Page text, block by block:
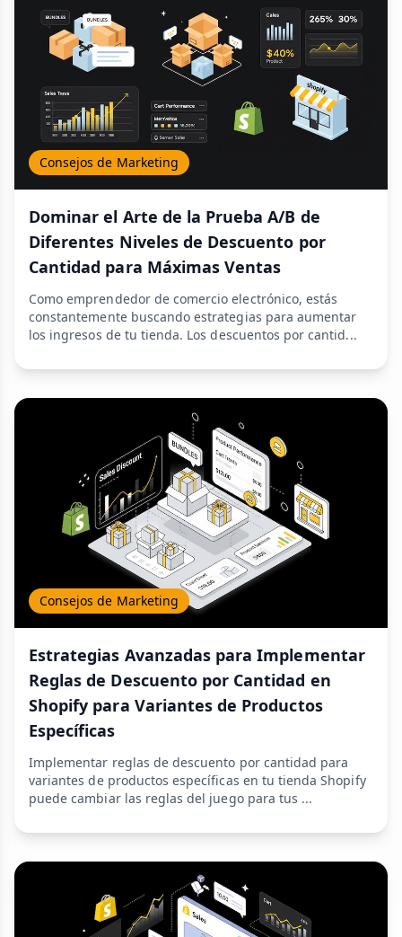
Consejos de Marketing
Dominar el Arte de la Prueba A/B de
Diferentes Niveles de Descuento por
Cantidad para Máximas Ventas
Como emprendedor de comercio electrónico, estás
constantemente buscando estrategias para aumentar
los ingresos de tu tienda. Los descuentos por cantid...
Consejos de Marketing
Estrategias Avanzadas para Implementar
Reglas de Descuento por Cantidad en
Shopify para Variantes de Productos
Específicas
Implementar reglas de descuento por cantidad para
variantes de productos específicas en tu tienda Shopify
puede cambiar las reglas del juego para tus ...